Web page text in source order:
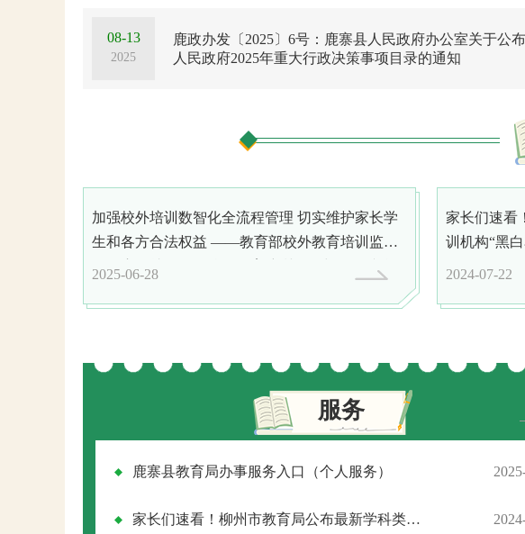
08-13
2025
鹿政办发〔2025〕6号：鹿寨县人民政府办公室关于公
人民政府2025年重大行政决策事项目录的通知
加强校外培训数智化全流程管理 切实维护家长学
生和各方合法权益 ——教育部校外教育培训监管
司负责人就《全国校外教育培训监管与服务综合平
2025-06-28
家长们速看
训机构“黑
2024-07-22
服务
鹿寨县教育局办事服务入口（个人服务）
家长们速看！柳州市教育局公布最新学科类校外培训机构“黑白名单”